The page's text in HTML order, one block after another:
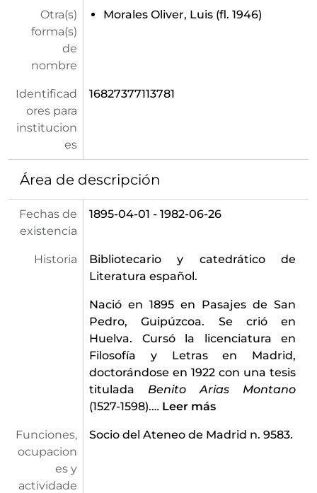
Otra(s)
forma(s)
de
nombre
Morales Oliver, Luis (fl. 1946)
Identificad
ores para
institucion
es
16827377113781
Área de descripción
Fechas de
existencia
1895-04-01 - 1982-06-26
Historia
Bibliotecario y catedrático de
Literatura español.
Nació en 1895 en Pasajes de San
Pedro, Guipúzcoa. Se crió en
Huelva. Cursó la licenciatura en
Filosofía y Letras en Madrid,
doctorándose en 1922 con una tesis
titulada Benito Arias Montano
(1527-1598).… Leer más
Funciones,
ocupacion
es y
actividade
Socio del Ateneo de Madrid n. 9583.